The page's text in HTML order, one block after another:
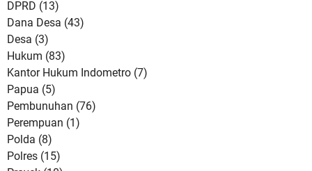
DPRD (13)
Dana Desa (43)
Desa (3)
Hukum (83)
Kantor Hukum Indometro (7)
Papua (5)
Pembunuhan (76)
Perempuan (1)
Polda (8)
Polres (15)